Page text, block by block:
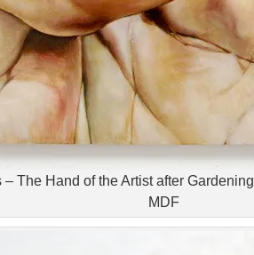
The Hand of the Artist after
MDF